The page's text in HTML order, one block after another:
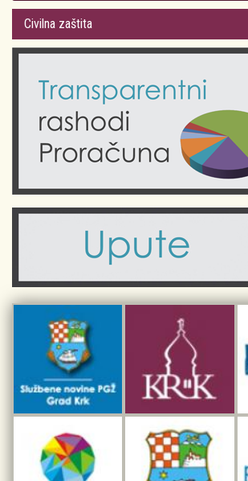
Gradsko vijeće
Odluke Grada Krka (Službene novine PGŽ)
Obrazovanje
Komunalne usluge
Civilni sektor (arhiva udruga)
Sport i rekreacija
Plan Grada Krka
Krk 360° VR panorama
Krk uživo
Fotogalerije
Kalendar događanja
Turistička zajednica otoka Krka
Kulturno-turistička ruta Putovima Frankopana
Dar iz Krka
Interpretacijski centar pomorske baštine
Civilna zaštita